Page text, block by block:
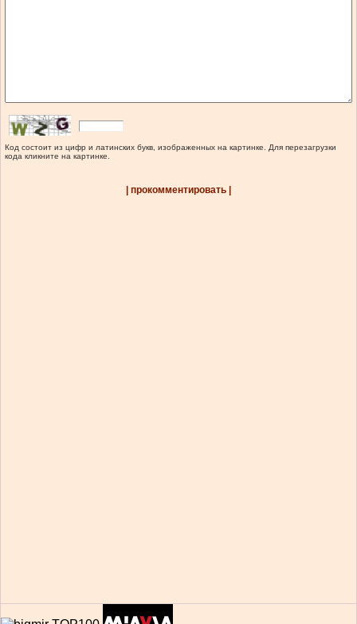
Код состоит из цифр и латинских букв, изображенных на картинке. Для перезагрузки
кода кликните на картинке.
| прокомментировать |